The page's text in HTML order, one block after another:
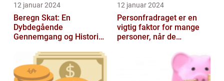
12 januar 2024
Beregn Skat: En
Dybdegående
Gennemgang og Historisk
12 januar 2024
Personfradraget er en
vigtig faktor for mange
personer, når de